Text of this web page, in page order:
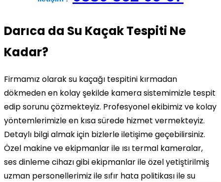
Darıca da Su Kaçak Tespiti Ne
Kadar?
Firmamız olarak su kaçağı tespitini kırmadan
dökmeden en kolay şekilde kamera sistemimizle tespit
edip sorunu çözmekteyiz. Profesyonel ekibimiz ve kolay
yöntemlerimizle en kısa sürede hizmet vermekteyiz.
Detaylı bilgi almak için bizlerle iletişime geçebilirsiniz.
Özel makine ve ekipmanlar ile ısı termal kameralar,
ses dinleme cihazı gibi ekipmanlar ile özel yetiştirilmiş
uzman personellerimiz ile sıfır hata politikası ile su